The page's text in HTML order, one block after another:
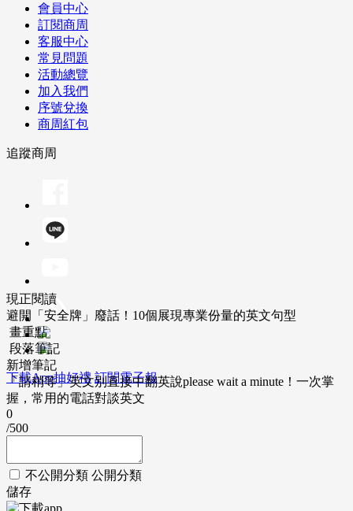
會員中心
訂閱商周
客服中心
常見問題
活動總覽
加入我們
序號兌換
商周紅包
追蹤商周
下載App抽好禮 訂閱電子報
現正閱讀
避開「安全牌」廢話！10個展現專業份量的英文句型
畫重點
段落筆記
新增筆記
「請稍等」英文別直接中翻英說please wait a minute！一次掌
握，常用的電話對談英文
0
/500
不公開分類 公開分類
儲存